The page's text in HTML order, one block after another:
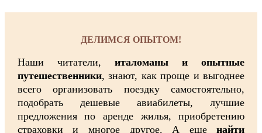
ДЕЛИМСЯ ОПЫТОМ!
Наши читатели, италоманы и опытные
путешественники, знают, как проще и выгоднее
всего организовать поездку самостоятельно,
подобрать дешевые авиабилеты, лучшие
предложения по аренде жилья, приобретению
страховки и многое другое. А ещенайти